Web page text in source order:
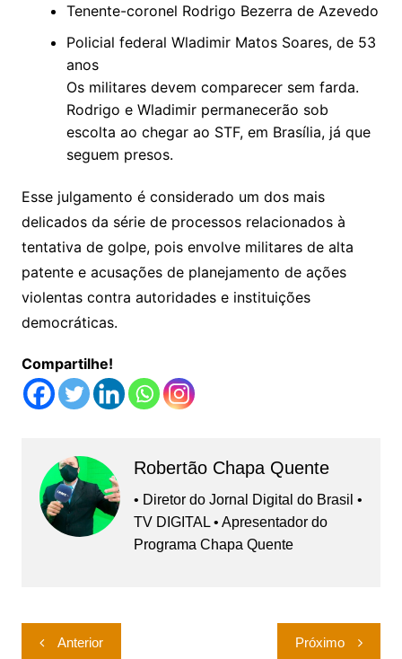
Tenente-coronel Rodrigo Bezerra de Azevedo
Policial federal Wladimir Matos Soares, de 53
anos
Os militares devem comparecer sem farda.
Rodrigo e Wladimir permanecerão sob
escolta ao chegar ao STF, em Brasília, já que
seguem presos.
Esse julgamento é considerado um dos mais
delicados da série de processos relacionados à
tentativa de golpe, pois envolve militares de alta
patente e acusações de planejamento de ações
violentas contra autoridades e instituições
democráticas.
Compartilhe!
Robertão Chapa Quente
• Diretor do Jornal Digital do Brasil •
TV DIGITAL • Apresentador do
Programa Chapa Quente
Navegação
Anterior Próximo